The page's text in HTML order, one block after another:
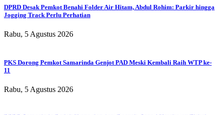
DPRD Desak Pemkot Benahi Folder Air Hitam, Abdul Rohim: Parkir hingga
Jogging Track Perlu Perhatian
Rabu, 5 Agustus 2026
PKS Dorong Pemkot Samarinda Genjot PAD Meski Kembali Raih WTP ke-
11
Rabu, 5 Agustus 2026